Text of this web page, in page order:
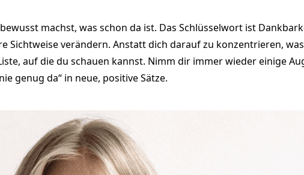
machst, was schon da ist. Das Schlüsselwort ist
Sichtweise verändern. Anstatt dich darauf zu konzentrieren,
auf die du schauen kannst. Nimm dir immer wieder einige
genug da“ in neue, positive Sätze.